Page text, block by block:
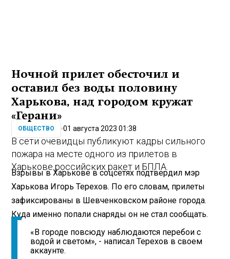
Ночной прилет обесточил и
оставил без воды половину
Харькова, над городом кружат
«Герани»
ОБЩЕСТВО 01 августа 2023 01:38
В сети очевидцы публикуют кадры сильного
пожара на месте одного из прилетов в
Харькове российских ракет и БПЛА.
Взрывы в Харькове в соцсетях подтвердил мэр
Харькова Игорь Терехов. По его словам, прилеты
зафиксированы в Шевченковском районе города.
Куда именно попали снаряды он не стал сообщать.
«В городе повсюду наблюдаются перебои с
водой и светом», - написал Терехов в своем
аккаунте.